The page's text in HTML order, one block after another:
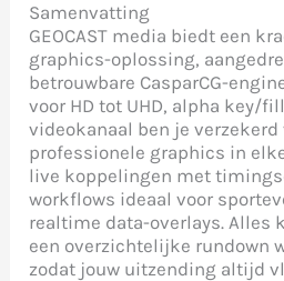
Samenvatting
GEOCAST media biedt een
graphics-oplossing,
betrouwbare CasparCG-
voor HD tot UHD, alpha key/
videokanaal ben je verzekerd
professionele graphics in
live koppelingen met
workflows ideaal voor
realtime data-overlays. Alles
een overzichtelijke rundown
zodat jouw uitzending altijd